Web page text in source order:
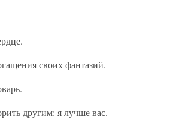
своих фантазий.
другим: я лучше вас.